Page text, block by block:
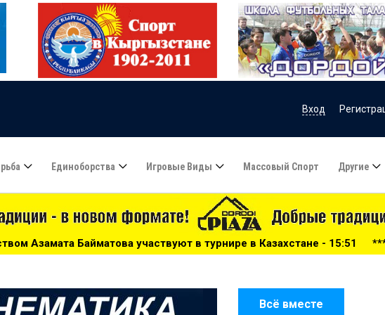
Вход
Единоборства Игровые Виды Массовый Спорт Другие
в турнире в Казахстане - 15:51 ***Сборную Казахстана
Всё вместе